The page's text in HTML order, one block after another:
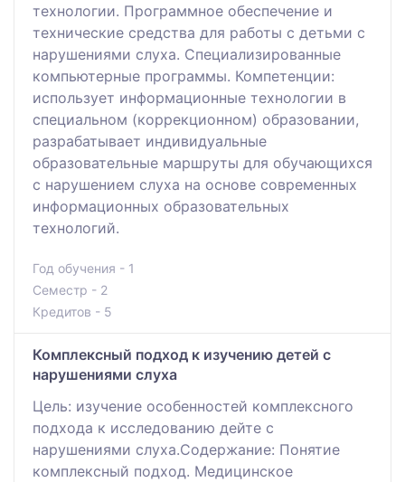
технологии. Программное обеспечение и
технические средства для работы с детьми с
нарушениями слуха. Специализированные
компьютерные программы. Компетенции:
использует информационные технологии в
специальном (коррекционном) образовании,
разрабатывает индивидуальные
образовательные маршруты для обучающихся
с нарушением слуха на основе современных
информационных образовательных
технологий.
Год обучения - 1
Семестр - 2
Кредитов - 5
Комплексный подход к изучению детей с
нарушениями слуха
Цель: изучение особенностей комплексного
подхода к исследованию дейте с
нарушениями слуха.Содержание: Понятие
комплексный подход. Медицинское